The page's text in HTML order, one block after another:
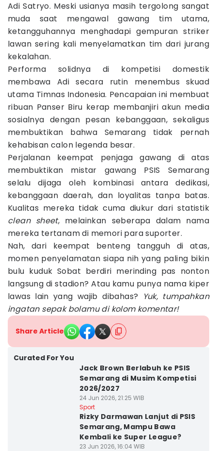
Adi Satryo. Meski usianya masih tergolong sangat
muda saat mengawal gawang tim utama,
ketangguhannya menghadapi gempuran striker
lawan sering kali menyelamatkan tim dari jurang
kekalahan.
Performa solidnya di kompetisi domestik
membawa Adi secara rutin menembus skuad
utama Timnas Indonesia. Pencapaian ini membuat
ribuan Panser Biru kerap membanjiri akun media
sosialnya dengan pesan kebanggaan, sekaligus
membuktikan bahwa Semarang tidak pernah
kehabisan calon legenda besar.
Perjalanan keempat penjaga gawang di atas
membuktikan mistar gawang PSIS Semarang
selalu dijaga oleh kombinasi antara dedikasi,
kebanggaan daerah, dan loyalitas tanpa batas.
Kualitas mereka tidak cuma diukur dari statistik
clean sheet, melainkan seberapa dalam nama
mereka tertanam di memori para suporter.
Nah, dari keempat benteng tangguh di atas,
momen penyelamatan siapa nih yang paling bikin
bulu kuduk Sobat berdiri merinding pas nonton
langsung di stadion? Atau kamu punya nama kiper
lawas lain yang wajib dibahas?
Yuk, tumpahkan
ingatan sepak bolamu di kolom komentar!
Share Article
Curated For You
Jack Brown Berlabuh ke PSIS
Semarang di Musim Kompetisi
2026/2027
24 Jun 2026, 21:25 WIB
Sport
Rizky Darmawan Lanjut di PSIS
Semarang, Mampu Bawa
Kembali ke Super League?
23 Jun 2026, 16:04 WIB